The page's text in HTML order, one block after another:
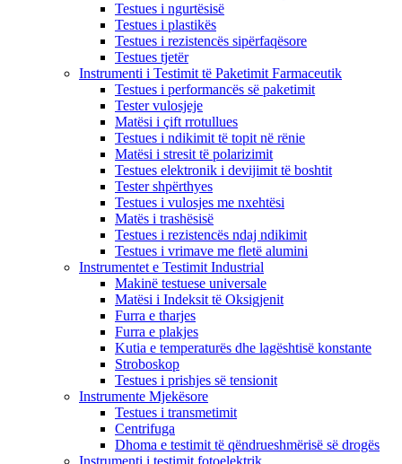
Testues i ngurtësisë
Testues i plastikës
Testues i rezistencës sipërfaqësore
Testues tjetër
Instrumenti i Testimit të Paketimit Farmaceutik
Testues i performancës së paketimit
Tester vulosjeje
Matësi i çift rrotullues
Testues i ndikimit të topit në rënie
Matësi i stresit të polarizimit
Testues elektronik i devijimit të boshtit
Tester shpërthyes
Testues i vulosjes me nxehtësi
Matës i trashësisë
Testues i rezistencës ndaj ndikimit
Testues i vrimave me fletë alumini
Instrumentet e Testimit Industrial
Makinë testuese universale
Matësi i Indeksit të Oksigjenit
Furra e tharjes
Furra e plakjes
Kutia e temperaturës dhe lagështisë konstante
Stroboskop
Testues i prishjes së tensionit
Instrumente Mjekësore
Testues i transmetimit
Centrifuga
Dhoma e testimit të qëndrueshmërisë së drogës
Instrumenti i testimit fotoelektrik